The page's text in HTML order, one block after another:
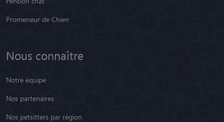
Promeneur de Chien
Nous connaître
Notre équipe
Nos partenaires
Nos petsitters par région